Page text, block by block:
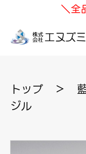
＼全
トップ ＞
ジル